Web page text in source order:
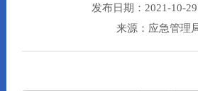
发布日期：2021-10-
来源：应急管理